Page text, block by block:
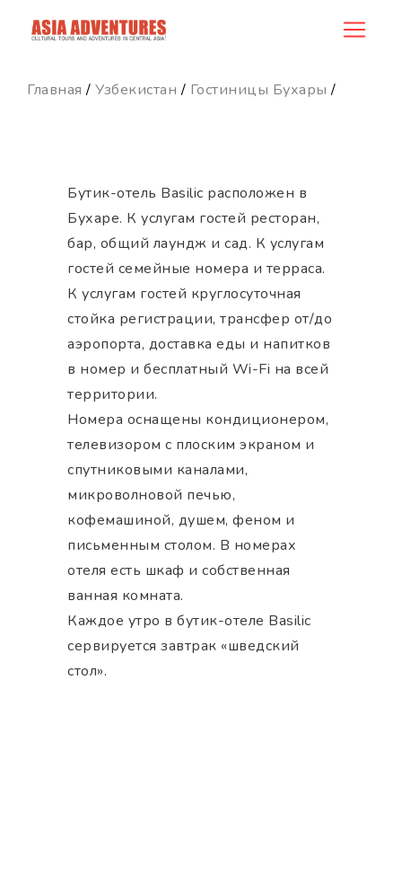
hotel_id
Главная / Узбекистан / Гостиницы Бухары /
Бутик-отель Basilic расположен в
Бухаре. К услугам гостей ресторан,
бар, общий лаундж и сад. К услугам
гостей семейные номера и терраса.
К услугам гостей круглосуточная
стойка регистрации, трансфер от/до
аэропорта, доставка еды и напитков
в номер и бесплатный Wi-Fi на всей
территории.
Номера оснащены кондиционером,
телевизором с плоским экраном и
спутниковыми каналами,
микроволновой печью,
кофемашиной, душем, феном и
письменным столом. В номерах
отеля есть шкаф и собственная
ванная комната.
Каждое утро в бутик-отеле Basilic
сервируется завтрак «шведский
стол».